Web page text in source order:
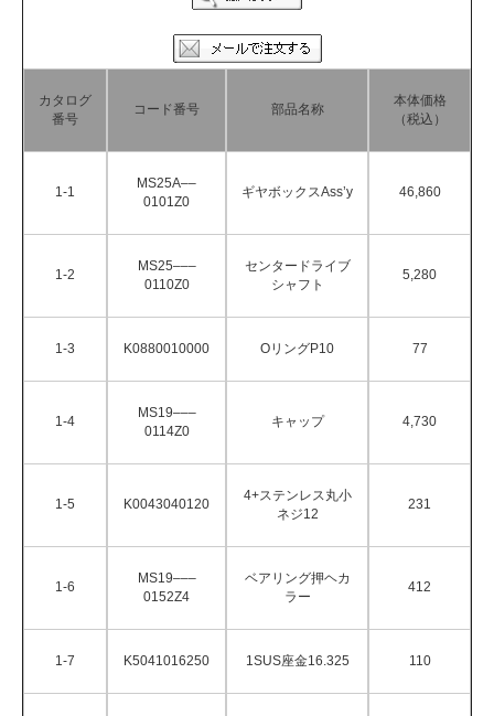
カタログ
番号
コード番号 部品名称
本体価格
（税込）
1-1
MS25A––
0101Z0
ギヤボックスAss’y 46,860
1-2
MS25–––
0110Z0
センタードライブ
シャフト
5,280
1-3 K0880010000 OリングP10 77
1-4
MS19–––
0114Z0
キャップ 4,730
1-5 K0043040120
4+ステンレス丸小
ネジ12
231
1-6
MS19–––
0152Z4
ベアリング押ヘカ
ラー
412
1-7 K5041016250 1SUS座金16.325 110